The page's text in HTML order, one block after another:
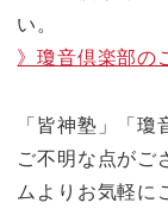
い。
》瓊音倶楽部の
「皆神塾」「
ご不明な点がご
ムよりお気軽に